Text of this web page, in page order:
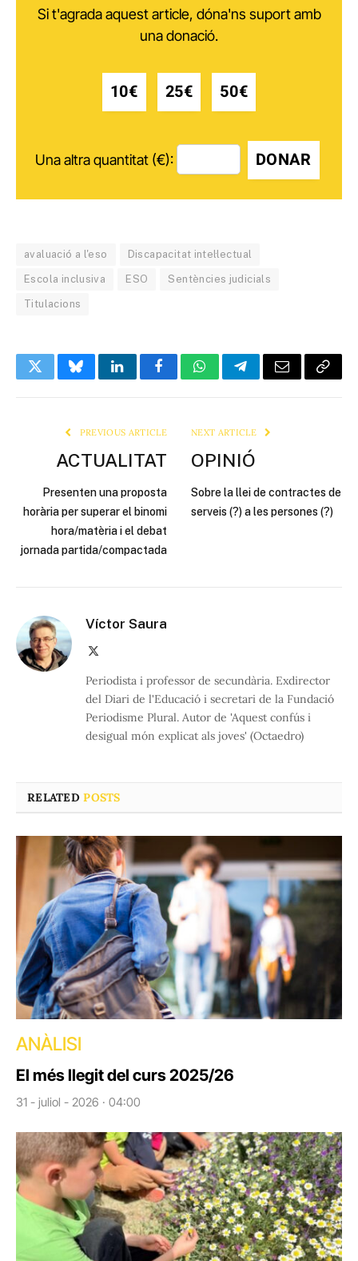
Si t'agrada aquest article, dóna'ns suport amb
una donació.
10€ 25€ 50€
Una altra quantitat (€): DONAR
avaluació a l'eso Discapacitat intel·lectual
Escola inclusiva ESO Sentències judicials
Titulacions
TwitterBlueskyLinkedInFacebookWhatsAppTelegramEmail Copy
PREVIOUS ARTICLE
ACTUALITAT
Presenten una proposta
horària per superar el binomi
hora/matèria i el debat
jornada partida/compactada
NEXT ARTICLE
OPINIÓ
Sobre la llei de contractes de
serveis (?) a les persones (?)
Víctor Saura
Periodista i professor de secundària. Exdirector
del Diari de l'Educació i secretari de la Fundació
Periodisme Plural. Autor de 'Aquest confús i
desigual món explicat als joves' (Octaedro)
RELATEDPOSTS
ANÀLISI
El més llegit del curs 2025/26
31 - juliol - 2026 · 04:00